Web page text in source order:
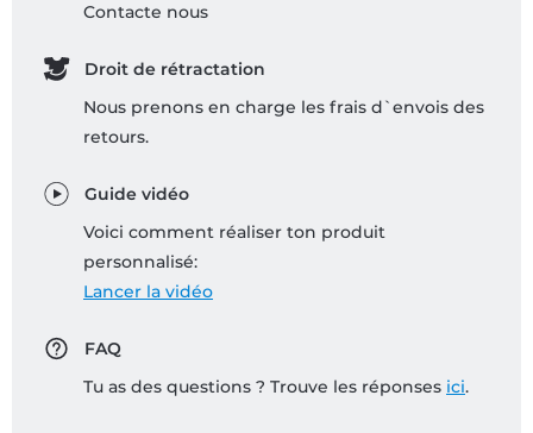
Contacte nous
Droit de rétractation
Nous prenons en charge les frais d`envois des
retours.
Guide vidéo
Voici comment réaliser ton produit
personnalisé:
Lancer la vidéo
FAQ
Tu as des questions ? Trouve les réponses ici.